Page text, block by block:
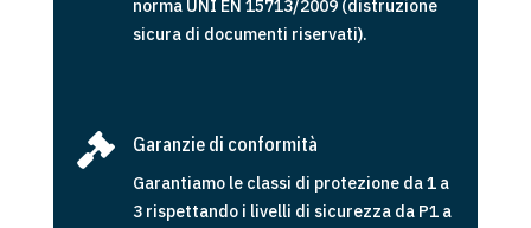
norma UNI EN 15713/2009 (distruzione
sicura di documenti riservati).
 Garanzie di conformità
Garantiamo le classi di protezione da 1 a
3 rispettando i livelli di sicurezza da P1 a